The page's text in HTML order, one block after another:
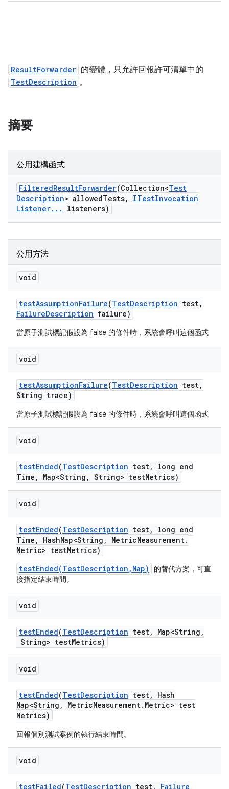
ResultForwarder 的變體，只允許回報許可清單中的
TestDescription 。
摘要
公用建構函式
FilteredResultForwarder(Collection<Test
Description> allowedTests, ITestInvocation
Listener. . . listeners)
公用方法
void
testAssumptionFailure(TestDescription test,
FailureDescription failure)
當原子測試標記假設為 false 的條件時，系統會呼叫這個函式
void
testAssumptionFailure(TestDescription test,
String trace)
當原子測試標記假設為 false 的條件時，系統會呼叫這個函式
void
testEnded(TestDescription test,
long end
Time , Map<String , String> testMetrics)
void
testEnded(TestDescription test,
long end
Time , HashMap<String , MetricMeasurement.
Metric> testMetrics)
testEnded(TestDescription,Map)
的替代方案，可直
接指定結束時間。
void
testEnded(TestDescription test, Map<String ,
String> testMetrics)
void
testEnded(TestDescription test,
Hash
Map<String , MetricMeasurement. Metric> test
Metrics)
回報個別測試案例的執行結束時間。
void
testFailed(TestDescription test , Failure